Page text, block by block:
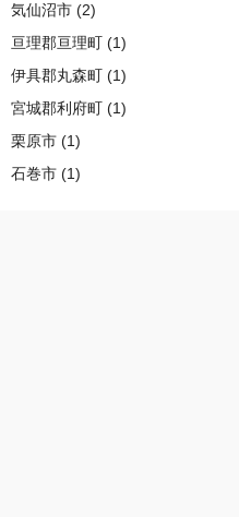
気仙沼市 (2)
亘理郡亘理町 (1)
伊具郡丸森町 (1)
宮城郡利府町 (1)
栗原市 (1)
石巻市 (1)